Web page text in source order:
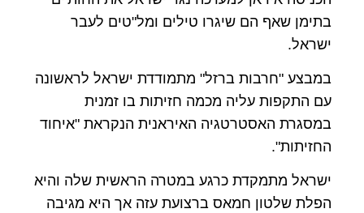
בתימן שאף הם שיגרו טילים ומל"טים לעבר
ישראל.
במבצע "חרבות ברזל" מתמודדת ישראל לראשונה
עם התקפות עליה מכמה חזיתות בו זמנית
במסגרת האסטרטגיה האיראנית הנקראת "איחוד
החזיתות".
ישראל מתמקדת כרגע במטרה הראשית שלה והיא
הפלת שלטון חמאס ברצועת עזה אך היא מגיבה